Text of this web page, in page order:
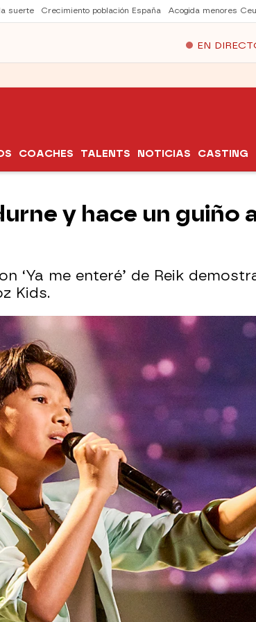
suerte Crecimiento población España Acogida menores
EN
COACHES TALENTS NOTICIAS CASTING
y hace un guiño
‘Ya me enteré’ de Reik
Kids.
WhatsappFacebook
X
sorpresas de la noche. El